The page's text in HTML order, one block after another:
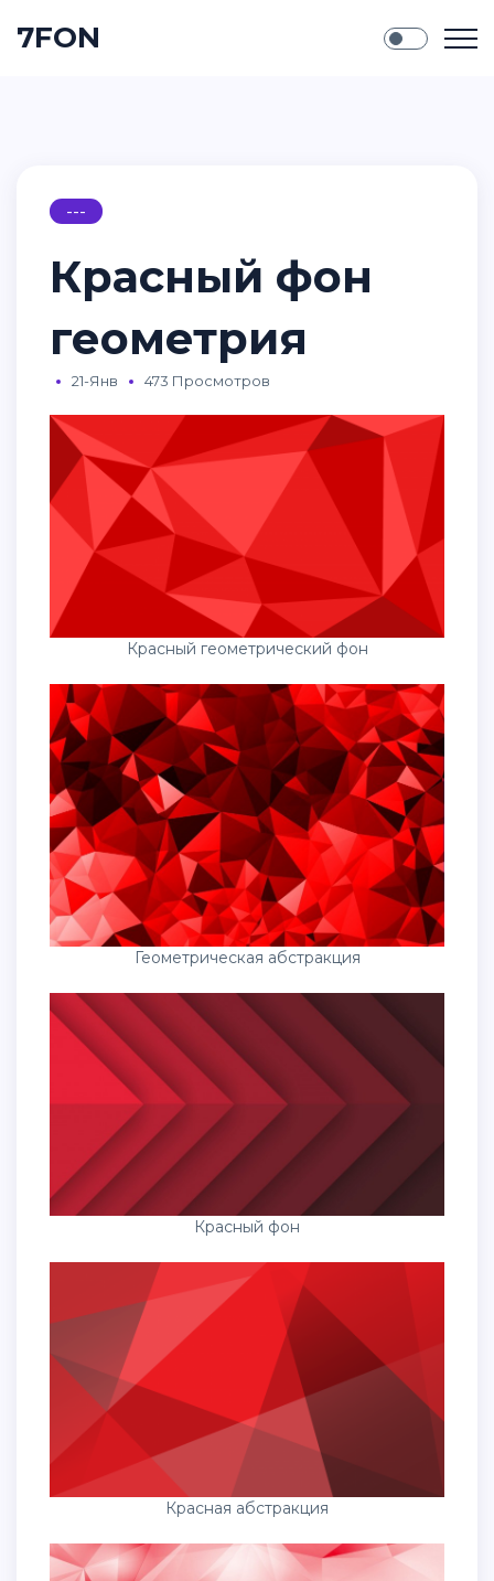
7FON
---
Красный фон
геометрия
21-Янв 473 Просмотров
Красный геометрический фон
Геометрическая абстракция
Красный фон
Красная абстракция